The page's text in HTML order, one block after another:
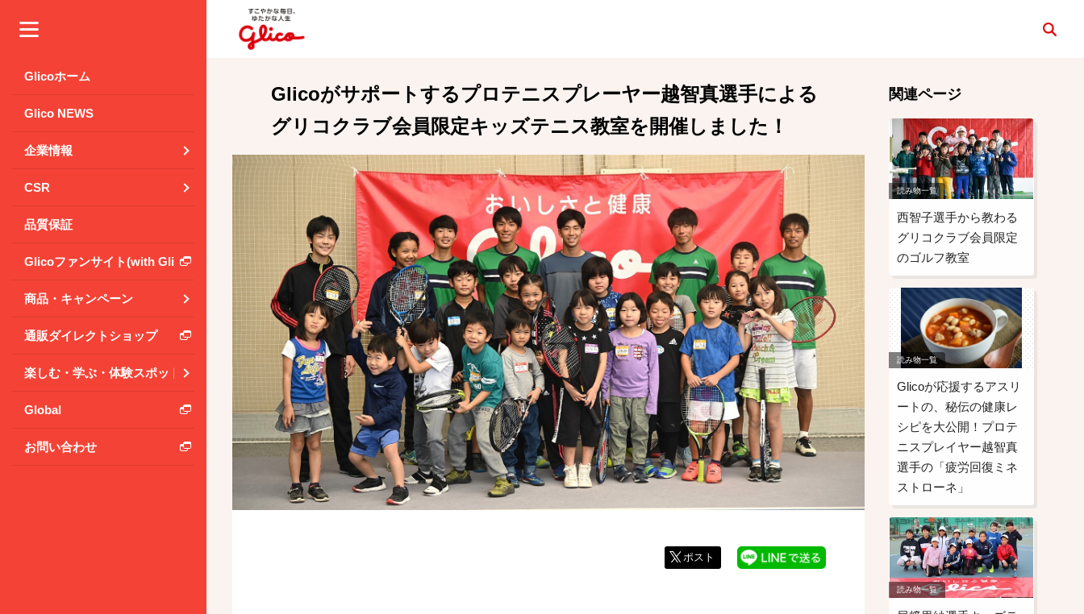
Glicoホーム
Glico NEWS
企業情報
CSR
品質保証
Glicoファンサイト(with Glico Park)
商品・キャンペーン
通販ダイレクトショップ
楽しむ・学ぶ・体験スポット
Global
お問い合わせ
Glicoがサポートするプロテニスプレーヤー越智真選手による
グリコクラブ会員限定キッズテニス教室を開催しました！
ポスト
関連ページ
読み物一覧
西智子選手から教わる
グリコクラブ会員限定
のゴルフ教室
読み物一覧
Glicoが応援するアスリ
ートの、秘伝の健康レ
シピを大公開！プロテ
ニスプレイヤー越智真
選手の「疲労回復ミネ
ストローネ」
読み物一覧